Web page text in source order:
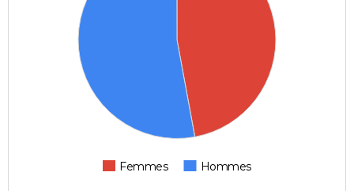
Femmes Hommes